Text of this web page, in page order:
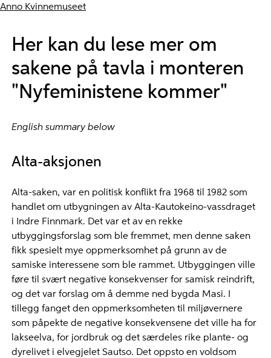
Anno Kvinnemuseet
Her kan du lese mer om
sakene på tavla i monteren
"Nyfeministene kommer"
English summary below
Alta-aksjonen
Alta-saken, var en politisk konflikt fra 1968 til 1982 som
handlet om utbygningen av Alta-Kautokeino-vassdraget
i Indre Finnmark. Det var et av en rekke
utbyggingsforslag som ble fremmet, men denne saken
fikk spesielt mye oppmerksomhet på grunn av de
samiske interessene som ble rammet. Utbyggingen ville
føre til svært negative konsekvenser for samisk reindrift,
og det var forslag om å demme ned bygda Masi. I
tillegg fanget den oppmerksomheten til miljøvernere
som påpekte de negative konsekvensene det ville ha for
lakseelva, for jordbruk og det særdeles rike plante- og
dyrelivet i elvegjelet Sautso. Det oppsto en voldsom